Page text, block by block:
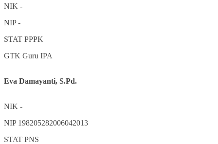
NIK -
NIP-
STAT PPPK
GTK Guru IPA
Eva Damayanti, S.Pd.
NIK -
NIP 198205282006042013
STAT PNS